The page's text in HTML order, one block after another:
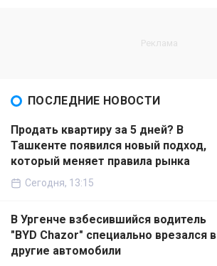
ПОСЛЕДНИЕ НОВОСТИ
Продать квартиру за 5 дней? В
Ташкенте появился новый подход,
который меняет правила рынка
Сегодня, 13:15
В Ургенче взбесившийся водитель
"BYD Chazor" специально врезался в
другие автомобили